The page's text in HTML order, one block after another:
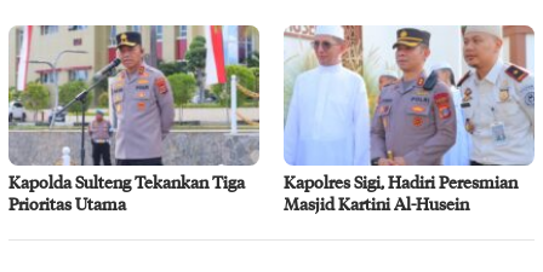
Kapolda Sulteng Tekankan Tiga
Prioritas Utama
Kapolres Sigi, Hadiri Peresmian
Masjid Kartini Al-Husein